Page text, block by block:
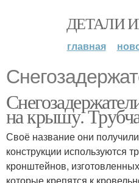
ДЕТАЛИ
главная
на крышу.
Своё название они
конструкции используются
кронштейнов,